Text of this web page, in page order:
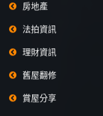
房地產
法拍資訊
理財資訊
舊屋翻修
賞屋分享